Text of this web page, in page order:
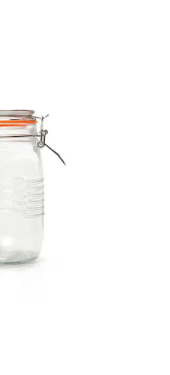
cafetera
organizador
almohada
hydrate
. toalla